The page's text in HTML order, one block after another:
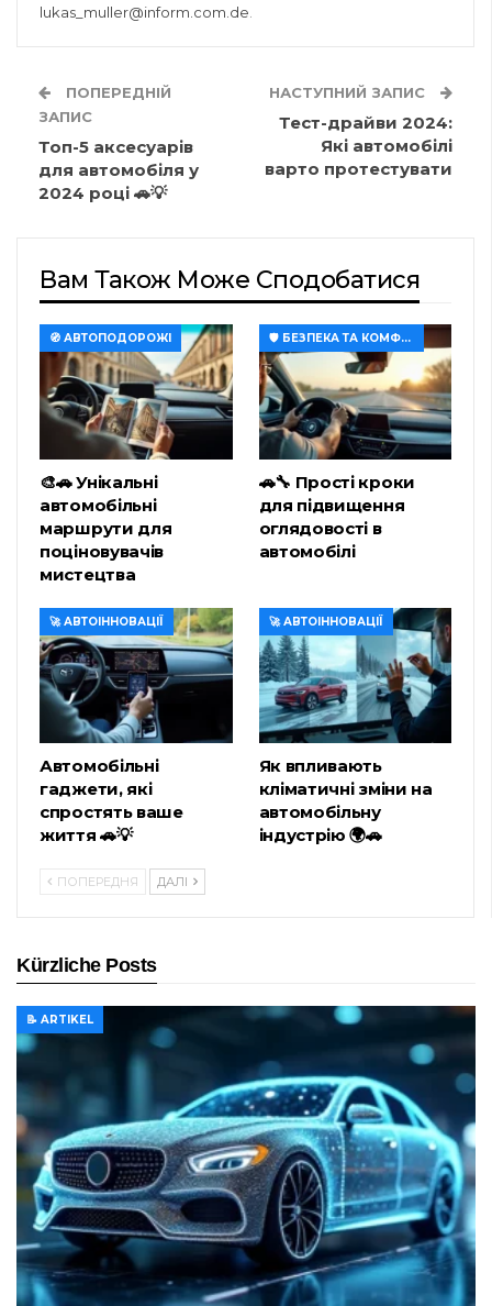
lukas_muller@inform.com.de
ПОПЕРЕДНІЙ
ЗАПИС
Топ-5 аксесуарів
для автомобіля у
2024 році 🚗💡
НАСТУПНИЙ ЗАПИС
Тест-драйви 2024:
Які автомобілі
варто протестувати
Вам Також Може Сподобатися
🧭 АВТОПОДОРОЖІ
🎨🚗 Унікальні
автомобільні
маршрути для
поціновувачів
мистецтва
🛡️ БЕЗПЕКА ТА КОМФОРТ
🚗🔧 Прості кроки
для підвищення
оглядовості в
автомобілі
🚀 АВТОІННОВАЦІЇ
Автомобільні
гаджети, які
спростять ваше
життя 🚗💡
🚀 АВТОІННОВАЦІЇ
Як впливають
кліматичні зміни на
автомобільну
індустрію 🌍🚗
ПОПЕРЕДНЯ ДАЛІ
Kürzliche Posts
📝 ARTIKEL